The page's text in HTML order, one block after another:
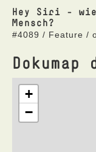
Hey Siri -
Mensch?
#4089 / Feature /